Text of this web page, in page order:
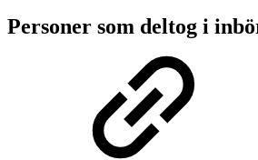
Personer som deltog i